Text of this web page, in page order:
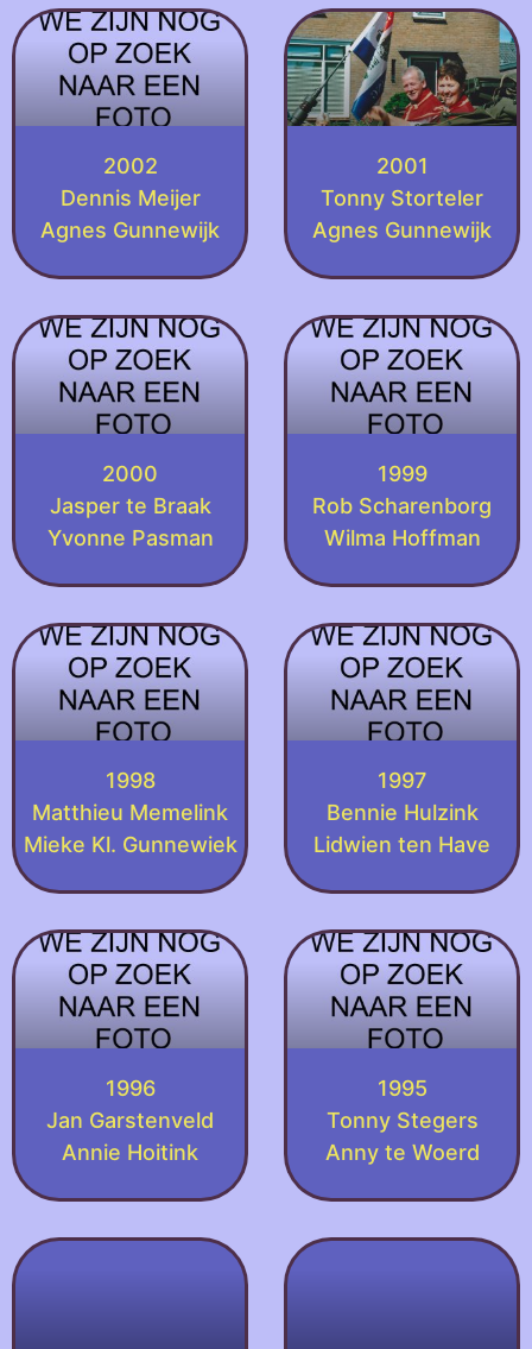
2002
Dennis Meijer
Agnes Gunnewijk
2001
Tonny Storteler
Agnes Gunnewijk
2000
Jasper te Braak
Yvonne Pasman
1999
Rob Scharenborg
Wilma Hoffman
1998
Matthieu Memelink
Mieke Kl. Gunnewiek
1997
Bennie Hulzink
Lidwien ten Have
1996
Jan Garstenveld
Annie Hoitink
1995
Tonny Stegers
Anny te Woerd